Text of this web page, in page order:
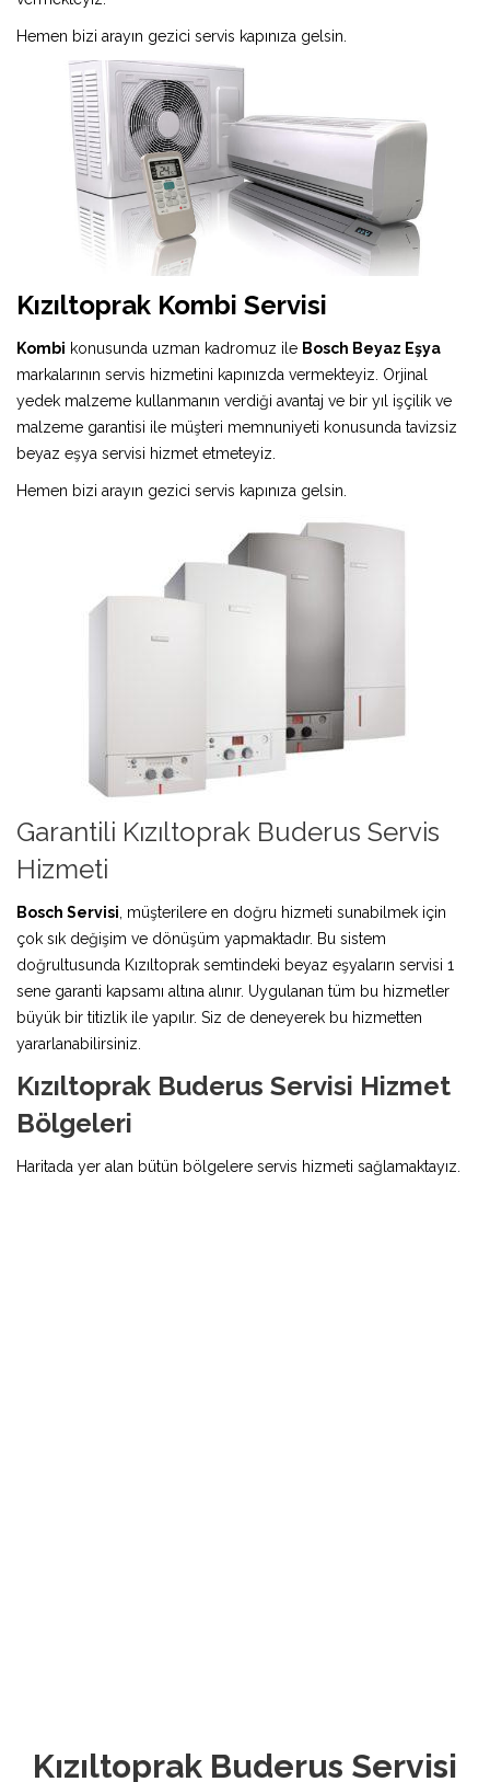
Hemen bizi arayın gezici servis kapınıza gelsin.
Kızıltoprak Kombi Servisi
Kombi konusunda uzman kadromuz ile Bosch Beyaz Eşya
markalarının servis hizmetini kapınızda vermekteyiz. Orjinal
yedek malzeme kullanmanın verdiği avantaj ve bir yıl işçilik ve
malzeme garantisi ile müşteri memnuniyeti konusunda tavizsiz
beyaz eşya servisi hizmet etmeteyiz.
Hemen bizi arayın gezici servis kapınıza gelsin.
Garantili Kızıltoprak Buderus Servis
Hizmeti
Bosch Servisi , müşterilere en doğru hizmeti sunabilmek için
çok sık değişim ve dönüşüm yapmaktadır. Bu sistem
doğrultusunda Kızıltoprak semtindeki beyaz eşyaların servisi 1
sene garanti kapsamı altına alınır. Uygulanan tüm bu hizmetler
büyük bir titizlik ile yapılır. Siz de deneyerek bu hizmetten
yararlanabilirsiniz.
Kızıltoprak Buderus Servisi Hizmet
Bölgeleri
Haritada yer alan bütün bölgelere servis hizmeti sağlamaktayız.
Kızıltoprak Buderus Servisi